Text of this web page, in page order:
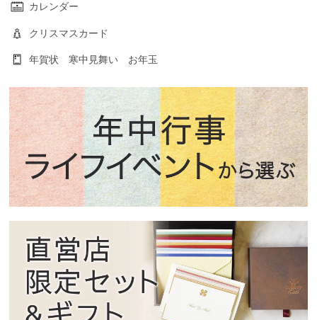
カレンダー
クリスマスカード
年賀状 寒中見舞い お年玉